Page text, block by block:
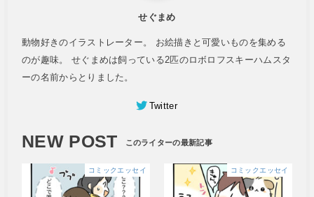
せぐまめ
動物好きのイラストレーター。 お絵描きと可愛いものを集める
のが趣味。 せぐまめは飼っている2匹のロボロフスキーハムスタ
ーの名前からとりました。
Twitter
NEW POST
コミックエッセイ コミックエッセイ